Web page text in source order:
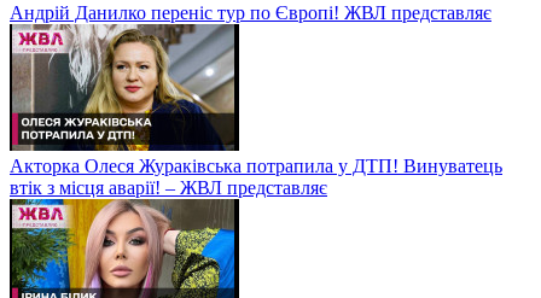
Андрій Данилко переніс тур по Європі! ЖВЛ представляє
Акторка Олеся Жураківська потрапила у ДТП! Винуватець
втік з місця аварії! – ЖВЛ представляє